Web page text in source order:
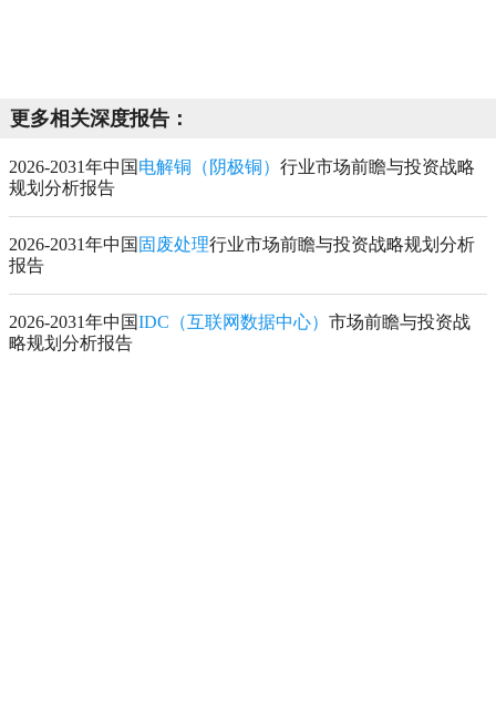
更多相关深度报告：
2026-2031年中国 电解铜（阴极铜） 行业市场前瞻与投资战略
规划分析报告
2026-2031年中国 固废处理行业市场前瞻与投资战略规划分析
报告
2026-2031年中国IDC（互联网数据中心） 市场前瞻与投资战
略规划分析报告